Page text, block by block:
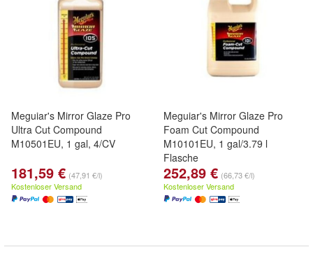
Meguiar's Mirror Glaze Pro
Ultra Cut Compound
M10501EU, 1 gal, 4/CV
181,59 € (47,91 €/l)
Kostenloser Versand
Meguiar's Mirror Glaze Pro
Foam Cut Compound
M10101EU, 1 gal/3.79 l
Flasche
252,89 € (66,73 €/l)
Kostenloser Versand